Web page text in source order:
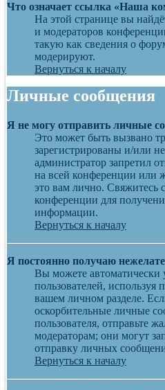
Что означает ссылка «Наша
На этой странице вы
и модераторов
такую как сведения о
модерируют.
Вернуться к началу
Личные сообщения
Я не могу отправить личные
Это может быть вызвано
зарегистрированы и/или
администратор запретил
на всей конференции или
это вам лично. Свяжитесь
конференции для
информации.
Вернуться к началу
Я постоянно получаю
Вы можете автоматически
пользователей, используя
вашем личном разделе.
оскорбительные личные
пользователя, отправьте
модераторам; они могут
отправку личных
Вернуться к началу